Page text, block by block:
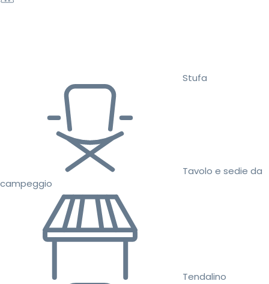
Stufa
Tavolo e sedie da
campeggio
Tendalino